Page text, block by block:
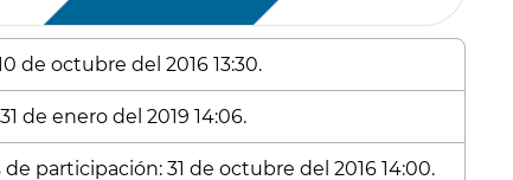
de octubre del 2016 13:30.
de enero del 2019 14:06.
participación: 31 de octubre del 2016 14:00.